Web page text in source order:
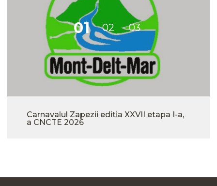
Carnavalul Zapezii editia XXVII etapa I-a,
a CNCTE 2026